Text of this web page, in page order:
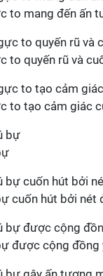
to mang đến ấn
to quyến rũ và
to tạo cảm giác
cuốn hút bởi nét
được cộng đồng